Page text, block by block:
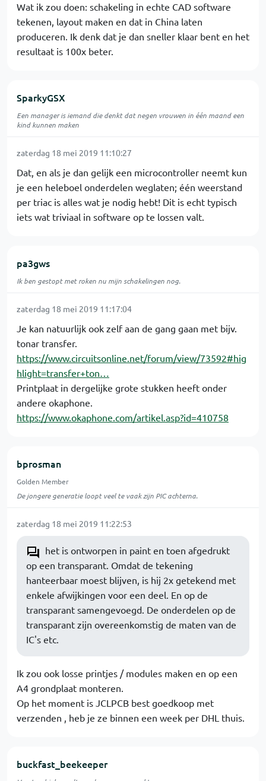
Wat ik zou doen: schakeling in echte CAD software
tekenen, layout maken en dat in China laten
produceren. Ik denk dat je dan sneller klaar bent en het
resultaat is 100x beter.
SparkyGSX
Een manager is iemand die denkt dat negen vrouwen in één maand een
kind kunnen maken
zaterdag 18 mei 2019 11:10:27
Dat, en als je dan gelijk een microcontroller neemt kun
je een heleboel onderdelen weglaten; één weerstand
per triac is alles wat je nodig hebt! Dit is echt typisch
iets wat triviaal in software op te lossen valt.
pa3gws
Ik ben gestopt met roken nu mijn schakelingen nog.
zaterdag 18 mei 2019 11:17:04
Je kan natuurlijk ook zelf aan de gang gaan met bijv.
tonar transfer.
https://www.circuitsonline.net/forum/view/73592#hig
hlight=transfer+ton…
Printplaat in dergelijke grote stukken heeft onder
andere okaphone.
https://www.okaphone.com/artikel.asp?id=410758
bprosman
Golden Member
De jongere generatie loopt veel te vaak zijn PIC achterna.
zaterdag 18 mei 2019 11:22:53
het is ontworpen in paint en toen afgedrukt
op een transparant. Omdat de tekening
hanteerbaar moest blijven, is hij 2x getekend met
enkele afwijkingen voor een deel. En op de
transparant samengevoegd. De onderdelen op de
transparant zijn overeenkomstig de maten van de
IC's etc.
Ik zou ook losse printjes / modules maken en op een
A4 grondplaat monteren.
Op het moment is JCLPCB best goedkoop met
verzenden , heb je ze binnen een week per DHL thuis.
buckfast_beekeeper